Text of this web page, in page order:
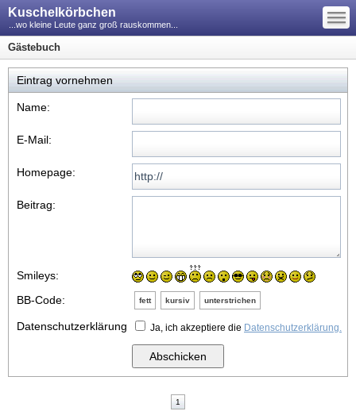
Kuschelkörbchen
...wo kleine Leute ganz groß rauskommen...
—
—
—
Gästebuch
Eintrag vornehmen
Name:
E-Mail:
Homepage:
Beitrag:
Smileys:
BB-Code:
fett kursiv unterstrichen
Datenschutzerklärung Ja, ich akzeptiere die Datenschutzerklärung.
1